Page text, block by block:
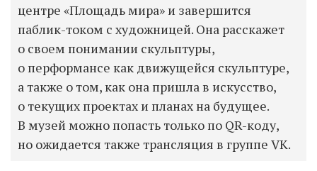
центре «Площадь мира» и завершится
паблик-током с художницей. Она расскажет
о своем понимании скульптуры,
о перформансе как движущейся скульптуре,
а также о том, как она пришла в искусство,
о текущих проектах и планах на будущее.
В музей можно попасть только по QR-коду,
но ожидается также трансляция в группе VK.